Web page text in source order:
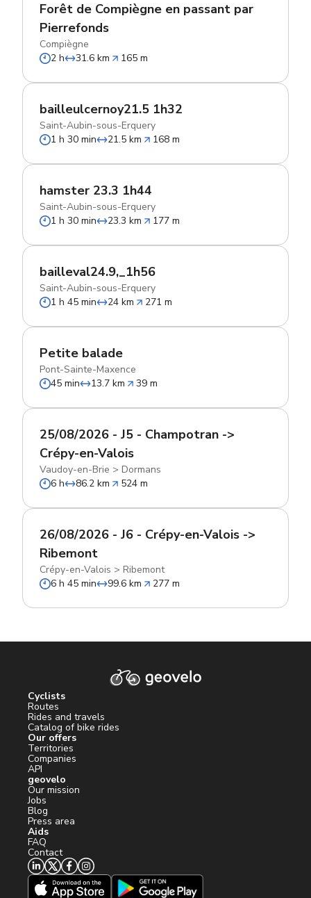
Forêt de Compiègne en passant par
Pierrefonds
Compiègne
2 h
31.6 km 165 m
bailleulcernoy21.5 1h32
Saint-Aubin-sous-Erquery
1 h 30 min
21.5 km 168 m
hamster 23.3 1h44
Saint-Aubin-sous-Erquery
1 h 30 min
23.3 km 177 m
bailleval24.9,_1h56
Saint-Aubin-sous-Erquery
1 h 45 min
24 km 271 m
Petite balade
Pont-Sainte-Maxence
45 min
13.7 km 39 m
25/08/2026 - J5 - Champotran ->
Crépy-en-Valois
Vaudoy-en-Brie > Dormans
6 h
86.2 km 524 m
26/08/2026 - J6 - Crépy-en-Valois ->
Ribemont
Crépy-en-Valois > Ribemont
6 h 45 min
99.6 km 277 m
Cyclists
Routes
Rides and travels
Catalog of bike rides
Our offers
Territories
Companies
API
geovelo
Our mission
Jobs
Blog
Press area
Aids
FAQ
Contact